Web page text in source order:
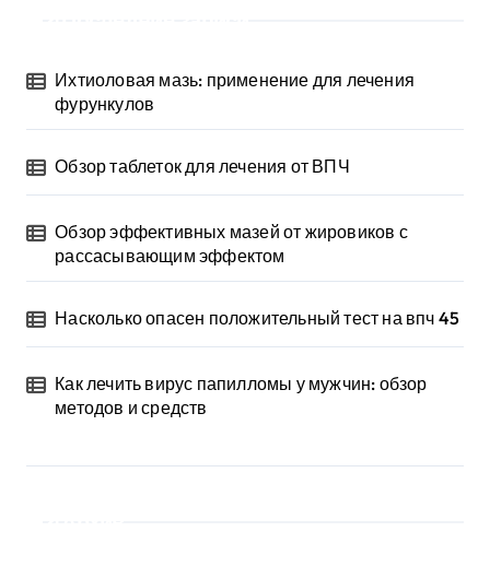
Ихтиоловая мазь: применение для лечения
фурункулов
Обзор таблеток для лечения от ВПЧ
Обзор эффективных мазей от жировиков с
рассасывающим эффектом
Насколько опасен положительный тест на впч 45
Как лечить вирус папилломы у мужчин: обзор
методов и средств